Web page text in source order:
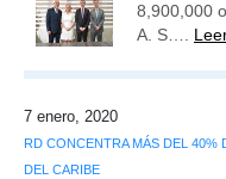
8,900,000
A. S….
7 enero, 2020
RD CONCENTRA MÁS DEL 40%
DEL CARIBE